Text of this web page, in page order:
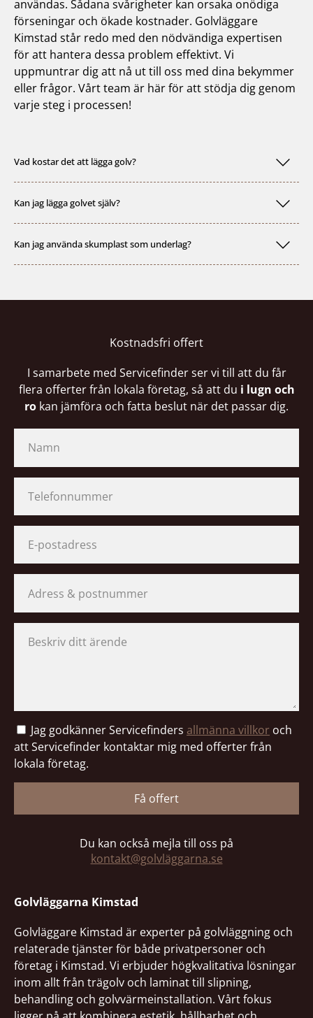
användas. Sådana svårigheter kan orsaka onödiga
förseningar och ökade kostnader. Golvläggare
Kimstad står redo med den nödvändiga expertisen
för att hantera dessa problem effektivt. Vi
uppmuntrar dig att nå ut till oss med dina bekymmer
eller frågor. Vårt team är här för att stödja dig genom
varje steg i processen!
Vad kostar det att lägga golv?
Kan jag lägga golvet själv?
Kan jag använda skumplast som underlag?
Golvläggarna Kimstad
Golvläggare Kimstad är experter på golvläggning och
relaterade tjänster för både privatpersoner och
företag i Kimstad. Vi erbjuder högkvalitativa lösningar
inom allt från trägolv och laminat till slipning,
behandling och golvvärmeinstallation. Vårt fokus
Kostnadsfri offert
I samarbete med Servicefinder ser vi till att du får
flera offerter från lokala företag, så att du i lugn och
ro kan jämföra och fatta beslut när det passar dig.
Jag godkänner Servicefinders allmänna villkor och
att Servicefinder kontaktar mig med offerter från
lokala företag.
Få offert
Du kan också mejla till oss på
kontakt@golvläggarna.se